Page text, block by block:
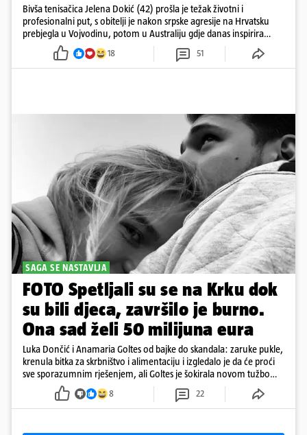
Bivša tenisačica Jelena Dokić (42) prošla je težak životni i
profesionalni put, s obitelji je nakon srpske agresije na Hrvatsku
prebjegla u Vojvodinu, potom u Australiju gdje danas inspirira
18 51
SAGA SE NASTAVLJA
FOTO Spetljali su se na Krku dok
su bili djeca, završilo je burno.
Ona sad želi 50 milijuna eura
Luka Dončić i Anamaria Goltes od bajke do skandala: zaruke pukle,
krenula bitka za skrbništvo i alimentaciju i izgledalo je da će proći
sve sporazumnim rješenjem, ali Goltes je šokirala novom tužbom
u Sloveniji
8 22